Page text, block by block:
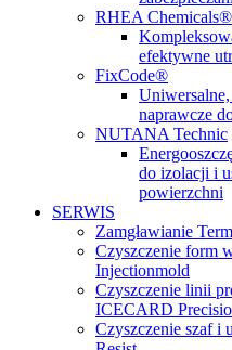
RHEA Chemicals®
efektywne
FixCode®
naprawcze
NUTANA Technic
do izolacji i
powierzchni
SERWIS
Zamgławianie
Czyszczenie form
Injectionmold
Czyszczenie linii
ICECARD
Czyszczenie szaf i